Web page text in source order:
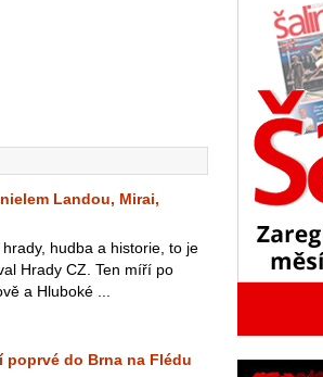
Landou, Mirai,
hudba a historie, to je
Hrady CZ. Ten míří po
a Hluboké ...
poprvé do Brna na Flédu